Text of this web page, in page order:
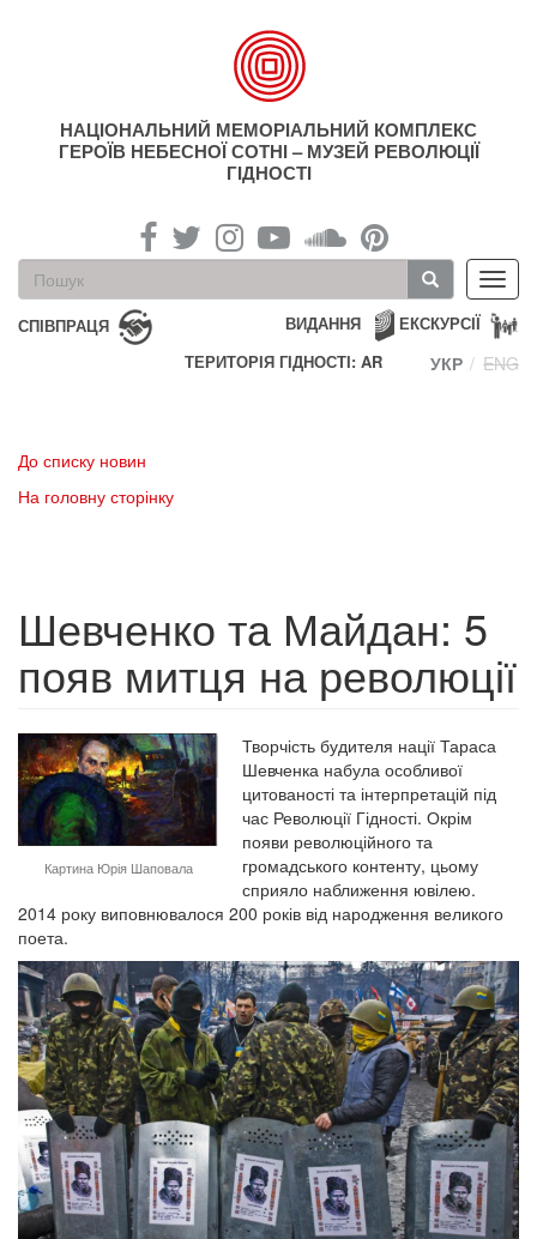
НАЦІОНАЛЬНИЙ МЕМОРІАЛЬНИЙ КОМПЛЕКС
ГЕРОЇВ НЕБЕСНОЇ СОТНІ – МУЗЕЙ РЕВОЛЮЦІЇ
ГІДНОСТІ
Пошукова
форма
Пошук
СПІВПРАЦЯ ЕКСКУРСІЇ
ВИДАННЯ
ТЕРИТОРІЯ ГІДНОСТІ: AR
УКР ENG
До списку новин
На головну сторінку
Шевченко та Майдан: 5
появ митця на революції
Картина Юрія Шаповала
Творчість будителя нації Тараса
Шевченка набула особливої
цитованості та інтерпретацій під
час Революції Гідності. Окрім
появи революційного та
громадського контенту, цьому
сприяло наближення ювілею.
2014 року виповнювалося 200 років від народження великого
поета.